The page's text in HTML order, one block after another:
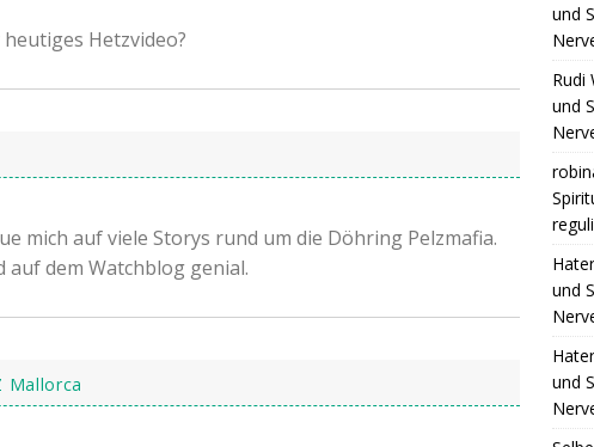
Hetzvideo?
mich auf vie­le Sto­rys rund um die Döh­ring Pelz­ma­fia.
auf dem Watch­blog genial.
Mallorca
und
Rudi
und
und
und